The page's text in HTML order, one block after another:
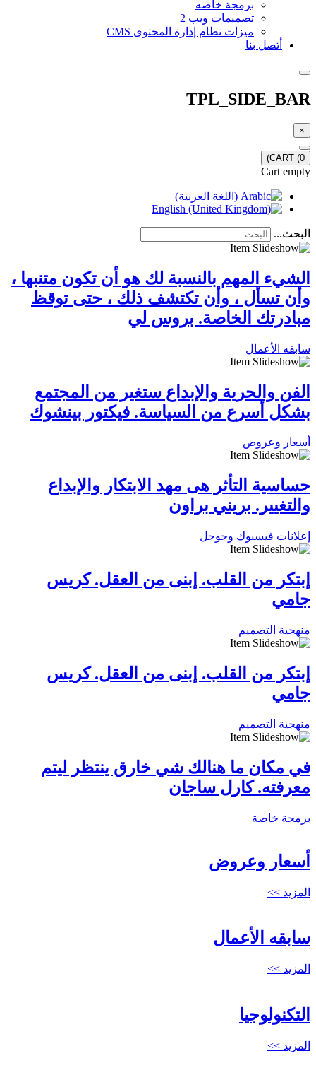
برمجة خاصه
تصميمات ويب 2
ميزات نظام إدارة المحتوى CMS
أتصل بنا
TPL_SIDE_BAR
×
CART (0)
Cart empty
البحث...
الشيء المهم بالنسبة لك هو أن تكون متنبها ،
وأن تسأل ، وأن تكتشف ذلك ، حتى توقظ
مبادرتك الخاصة. بروس لي
سابقه الأعمال
الفن والحرية والإبداع ستغير من المجتمع
بشكل أسرع من السياسة. فيكتور بينشوك
أسعار وعروض
حساسية التأثر هى مهد الابتكار والإبداع
والتغيير. بريني براون
إعلانات فيسبوك وجوجل
إبتكر من القلب. إبنى من العقل. كريس
جامي
منهجية التصميم
إبتكر من القلب. إبنى من العقل. كريس
جامي
منهجية التصميم
في مكان ما هنالك شي خارق ينتظر ليتم
معرفته. كارل ساجان
برمجة خاصة
أسعار وعروض
المزيد >>
سابقه الأعمال
المزيد >>
التكنولوجيا
المزيد >>